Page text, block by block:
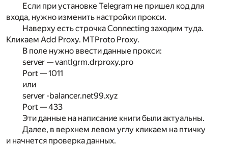
Если при установке Telegram не пришел код для
входа, нужно изменить настройки прокси.
Наверху есть строчка Connecting заходим туда.
Кликаем Add Proxy. MTProto Proxy.
В поле нужно ввести данные прокси:
server — vantlgrm.drproxy.pro
Port — 1011
или
server -balancer.net99.xyz
Port — 433
Эти данные на написание книги были актуальны.
Далее, в верхнем левом углу кликаем на птичку
и начнется проверка данных.